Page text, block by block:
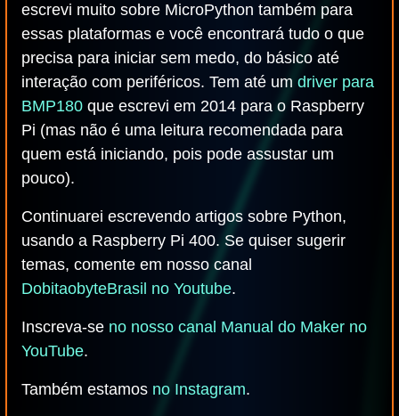
escrevi muito sobre MicroPython também para
essas plataformas e você encontrará tudo o que
precisa para iniciar sem medo, do básico até
interação com periféricos. Tem até um driver para
BMP180 que escrevi em 2014 para o Raspberry
Pi (mas não é uma leitura recomendada para
quem está iniciando, pois pode assustar um
pouco).
Continuarei escrevendo artigos sobre Python,
usando a Raspberry Pi 400. Se quiser sugerir
temas, comente em nosso canal
DobitaobyteBrasil no Youtube.
Inscreva-se no nosso canal Manual do Maker no
YouTube.
Também estamos no Instagram.